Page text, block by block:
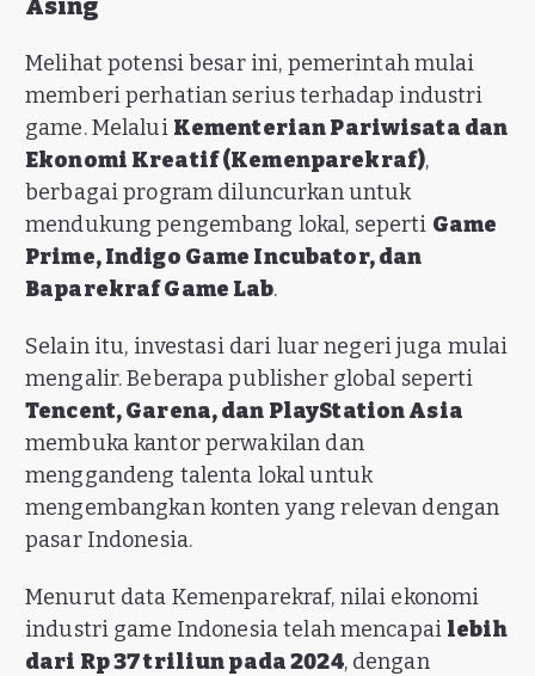
Asing
Melihat potensi besar ini, pemerintah mulai
memberi perhatian serius terhadap industri
game. Melalui Kementerian Pariwisata dan
Ekonomi Kreatif (Kemenparekraf),
berbagai program diluncurkan untuk
mendukung pengembang lokal, seperti Game
Prime, Indigo Game Incubator, dan
Baparekraf Game Lab.
Selain itu, investasi dari luar negeri juga mulai
mengalir. Beberapa publisher global seperti
Tencent, Garena, dan PlayStation Asia
membuka kantor perwakilan dan
menggandeng talenta lokal untuk
mengembangkan konten yang relevan dengan
pasar Indonesia.
Menurut data Kemenparekraf, nilai ekonomi
industri game Indonesia telah mencapai lebih
dari Rp 37 triliun pada 2024, dengan